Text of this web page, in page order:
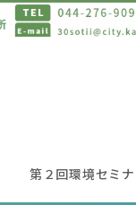
第２回環境セミ